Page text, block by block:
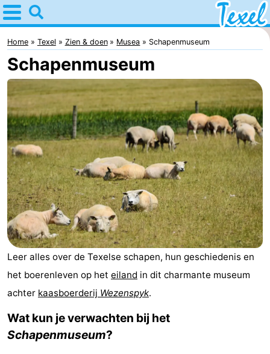
Home
Texel
Tips
Voor
kinderen
Dorpen
-
Den
Burg
-
Den
Hoorn
-
De
Cocksdorp
-
De
-
De
Waal
-
Oosterend
Natuur
Home Texel Zien & doen Musea Schapenmuseum
Schapenmuseum
Leer alles over de Texelse schapen, hun geschiedenis en
het boerenleven op het eiland in dit charmante museum
achter kaasboerderij Wezenspyk.
Wat kun je verwachten bij het
Schapenmuseum?